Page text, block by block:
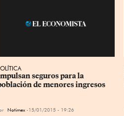
seguros para la
de menores ingresos
Notimex 15/01/2015 - 19:26